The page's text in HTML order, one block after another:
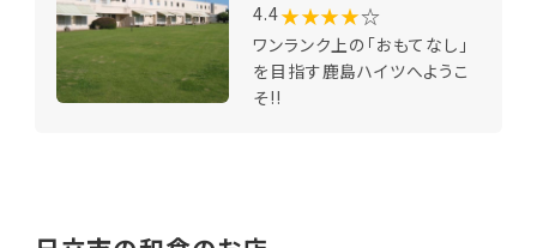
4.4★★★★☆
ワンランク上の「おもてなし」
を目指す鹿島ハイツへようこ
そ!!